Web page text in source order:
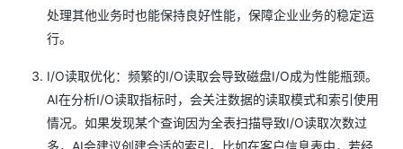
处理其他业务时也能保持良好性能，保障企业业务的稳定运
行。
I/O读取优化：频繁的I/O读取会导致磁盘I/O成为性能瓶颈。
AI在分析I/O读取指标时，会关注数据的读取模式和索引使用
情况。如果发现某个查询因为全表扫描导致I/O读取次数过
多，AI会建议创建合适的索引。比如在客户信息表中，若经